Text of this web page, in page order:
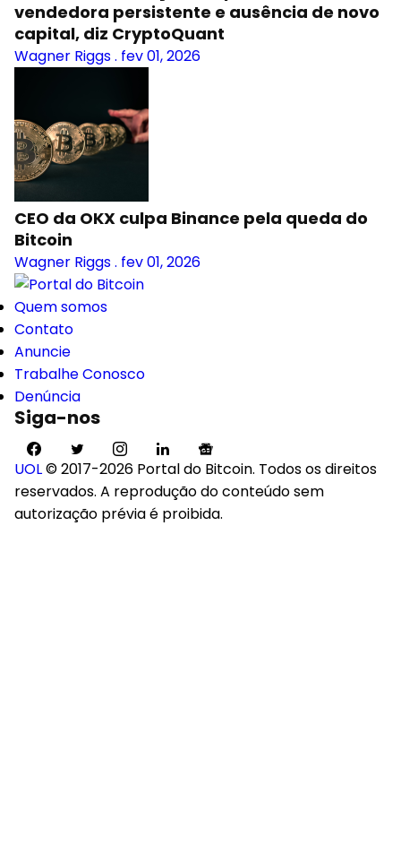
vendedora persistente e ausência de novo
capital, diz CryptoQuant
Wagner Riggs. fev 01, 2026
CEO da OKX culpa Binance pela queda do
Bitcoin
Wagner Riggs. fev 01, 2026
Quem somos
Contato
Anuncie
Trabalhe Conosco
Denúncia
Siga-nos
UOL© 2017-2026 Portal do Bitcoin. Todos os direitos
reservados. A reprodução do conteúdo sem
autorização prévia é proibida.